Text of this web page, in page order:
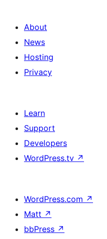
About
News
Hosting
Privacy
Learn
Support
Developers
WordPress.tv ↗
WordPress.com ↗
Matt ↗
bbPress ↗